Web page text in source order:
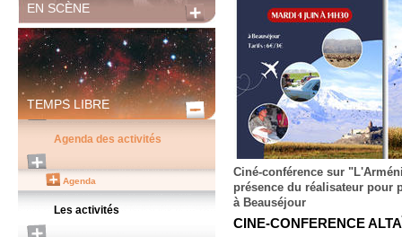
EN SCÈNE
TEMPS LIBRE
Agenda des activités
Agenda
Les activités
Ciné-conférence sur
présence du réalisateur pour
à Beauséjour
CINE-CONFERENCE